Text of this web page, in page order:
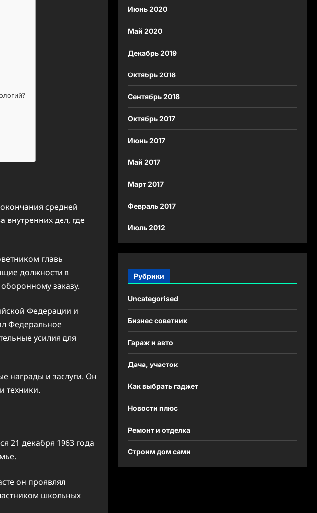
средней
внутренних дел, где
главы
должности в
заказу.
Федерации и
Федеральное
усилия для
награды и заслуги. Он
техники.
21 декабря 1963 года
он проявлял
школьных
Июнь 2020
Май 2020
Декабрь 2019
Октябрь 2018
Сентябрь 2018
Октябрь 2017
Июнь 2017
Май 2017
Март 2017
Февраль 2017
Июль 2012
Рубрики
Uncategorised
Бизнес советник
Гараж и авто
Дача, участок
Как выбрать гаджет
Новости плюс
Ремонт и отделка
Строим дом сами